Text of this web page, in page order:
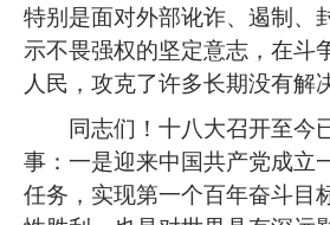
特别是面对外部讹诈、遏制、
示不畏强权的坚定意志，在斗
人民，攻克了许多长期没有解
同志们！十八大召开至今
事：一是迎来中国共产党成立
任务，实现第一个百年奋斗目